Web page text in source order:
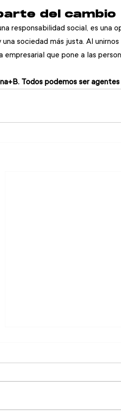
del cambio
responsabilidad social, es una
sociedad más justa. Al
que pone a las
Todos podemos ser